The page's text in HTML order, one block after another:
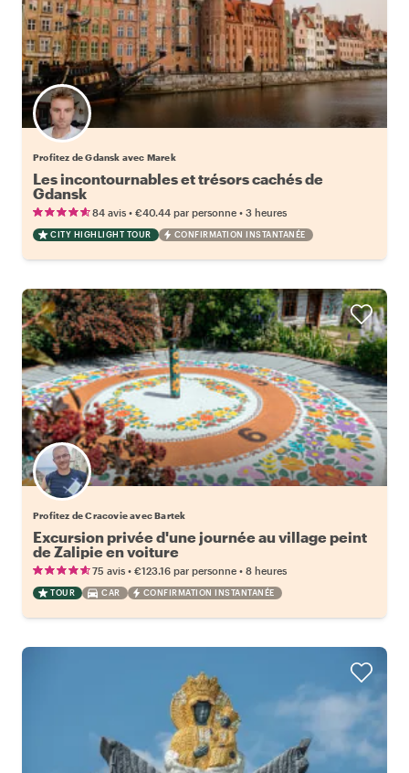
Profitez de Gdansk avec Marek
Les incontournables et trésors cachés de
Gdansk
84 avis • €40.44 par personne • 3 heures
CITY HIGHLIGHT TOUR CONFIRMATION INSTANTANÉE
Profitez de Cracovie avec Bartek
Excursion privée d'une journée au village peint
de Zalipie en voiture
75 avis • €123.16 par personne • 8 heures
TOUR CAR CONFIRMATION INSTANTANÉE